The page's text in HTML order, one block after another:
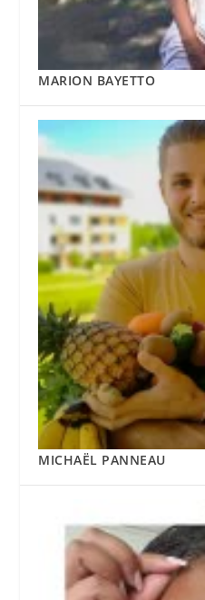
MARION BAYETTO
MICHAËL PANNEAU